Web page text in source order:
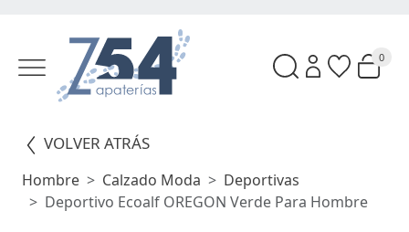
0
VOLVER ATRÁS
Hombre Calzado Moda
Deportivas
Deportivo Ecoalf OREGON Verde Para Hombre